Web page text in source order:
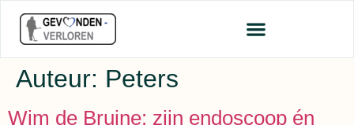
Auteur: Peters
Wim de Bruine: zijn endoscoop én